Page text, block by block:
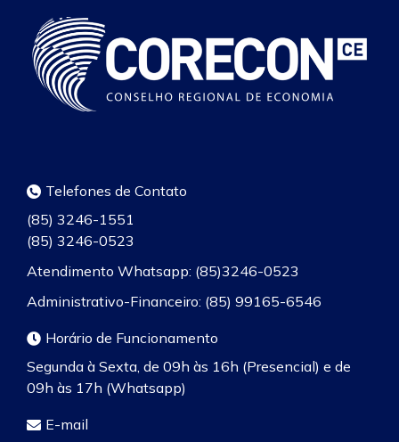
Telefones de Contato
(85) 3246-1551
(85) 3246-0523
Atendimento Whatsapp: (85)3246-0523
Administrativo-Financeiro: (85) 99165-6546
Horário de Funcionamento
Segunda à Sexta, de 09h às 16h (Presencial) e de
09h às 17h (Whatsapp)
E-mail